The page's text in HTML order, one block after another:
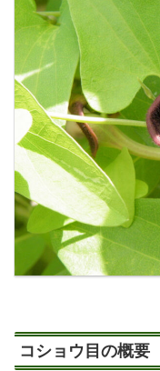
コショウ目の概要